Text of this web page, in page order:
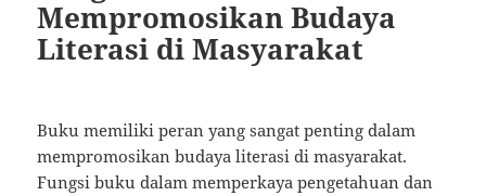
Mempromosikan Budaya
Literasi di Masyarakat
Buku memiliki peran yang sangat penting dalam
mempromosikan budaya literasi di masyarakat.
Fungsi buku dalam memperkaya pengetahuan dan